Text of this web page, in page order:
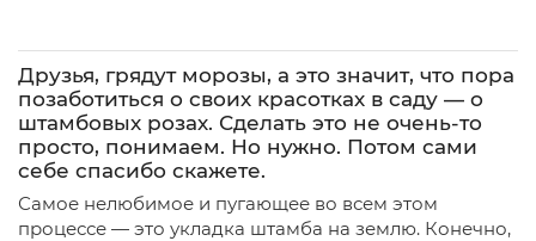
Друзья, грядут морозы, а это значит, что пора
позаботиться о своих красотках в саду — о
штамбовых розах. Сделать это не очень-то
просто, понимаем. Но нужно. Потом сами
себе спасибо скажете.
Самое нелюбимое и пугающее во всем этом
процессе — это укладка штамба на землю. Конечно,